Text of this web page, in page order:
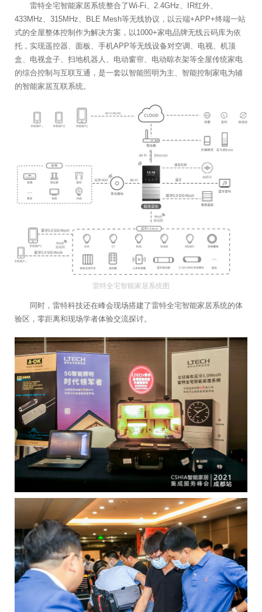
雷特全宅智能家居系统整合了Wi-Fi、2.4GHz、IR红外、
433MHz、315MHz、BLE Mesh等无线协议，以云端+APP+终端一站
式的全屋整体控制作为解决方案，以1000+家电品牌无线云码库为依
托，实现遥控器、面板、手机APP等无线设备对空调、电视、机顶
盒、电视盒子、扫地机器人、电动窗帘、电动晾衣架等全屋传统家电
的综合控制与互联互通，是一套以智能照明为主、智能控制家电为辅
的智能家居互联系统。
雷特全宅智能家居系统图
同时，雷特科技还在峰会现场搭建了雷特全宅智能家居系统的体
验区，零距离和现场学者体验交流探讨。